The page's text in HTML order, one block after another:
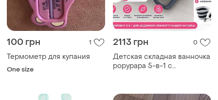
100 грн 1
Термометр для купания
One size
2113 грн 0
Детская складная ванночка
popypapa 5-в-1 с
новорожденных